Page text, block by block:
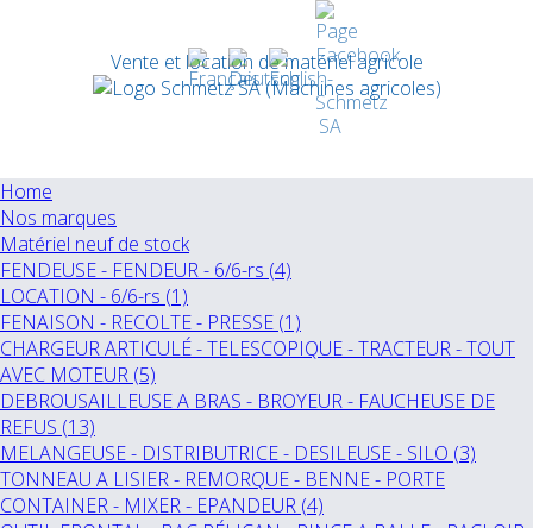
Vente et location de matériel agricole
Home
Nos marques
Matériel neuf de stock
FENDEUSE - FENDEUR - 6/6-rs (4)
LOCATION - 6/6-rs (1)
FENAISON - RECOLTE - PRESSE (1)
CHARGEUR ARTICULÉ - TELESCOPIQUE - TRACTEUR - TOUT
AVEC MOTEUR (5)
DEBROUSAILLEUSE A BRAS - BROYEUR - FAUCHEUSE DE
REFUS (13)
MELANGEUSE - DISTRIBUTRICE - DESILEUSE - SILO (3)
TONNEAU A LISIER - REMORQUE - BENNE - PORTE
CONTAINER - MIXER - EPANDEUR (4)